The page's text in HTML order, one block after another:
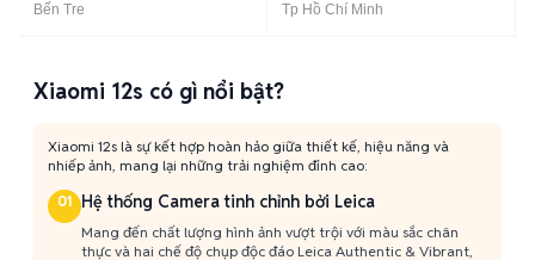
Bến Tre Tp Hồ Chí Minh
Xiaomi 12s có gì nổi bật?
Xiaomi 12s là sự kết hợp hoàn hảo giữa thiết kế, hiệu năng và
nhiếp ảnh, mang lại những trải nghiệm đỉnh cao:
01 Hệ thống Camera tinh chỉnh bởi Leica
Mang đến chất lượng hình ảnh vượt trội với màu sắc chân
thực và hai chế độ chụp độc đáo Leica Authentic & Vibrant,